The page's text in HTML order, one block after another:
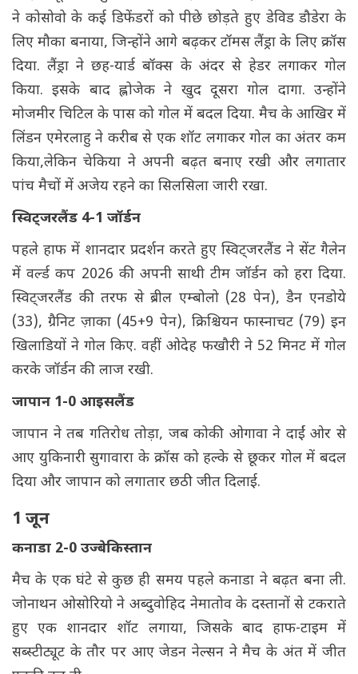
ने कोसोवो के कई डिफेंडरों को पीछे छोड़ते हुए डेविड डौडेरा के
लिए मौका बनाया, जिन्होंने आगे बढ़कर टॉमस लैंड्रा के लिए क्रॉस
दिया. लैंड्रा ने छह-यार्ड बॉक्स के अंदर से हेडर लगाकर गोल
किया. इसके बाद ह्लोजेक ने खुद दूसरा गोल दागा. उन्होंने
मोजमीर चिटिल के पास को गोल में बदल दिया. मैच के आखिर में
लिंडन एमेरलाहु ने करीब से एक शॉट लगाकर गोल का अंतर कम
किया,लेकिन चेकिया ने अपनी बढ़त बनाए रखी और लगातार
पांच मैचों में अजेय रहने का सिलसिला जारी रखा.
स्विट्जरलैंड 4-1 जॉर्डन
पहले हाफ में शानदार प्रदर्शन करते हुए स्विट्जरलैंड ने सेंट गैलेन
में वर्ल्ड कप 2026 की अपनी साथी टीम जॉर्डन को हरा दिया.
स्विट्जरलैंड की तरफ से ब्रील एम्बोलो (28 पेन), डैन एनडोये
(33), ग्रैनिट ज़ाका (45+9 पेन), क्रिश्चियन फास्नाचट (79) इन
खिलाडियों ने गोल किए. वहीं ओदेह फखौरी ने 52 मिनट में गोल
करके जॉर्डन की लाज रखी.
जापान 1-0 आइसलैंड
जापान ने तब गतिरोध तोड़ा, जब कोकी ओगावा ने दाईं ओर से
आए युकिनारी सुगावारा के क्रॉस को हल्के से छूकर गोल में बदल
दिया और जापान को लगातार छठी जीत दिलाई.
1 जून
कनाडा 2-0 उज्बेकिस्तान
मैच के एक घंटे से कुछ ही समय पहले कनाडा ने बढ़त बना ली.
जोनाथन ओसोरियो ने अब्दुवोहिद नेमातोव के दस्तानों से टकराते
हुए एक शानदार शॉट लगाया, जिसके बाद हाफ-टाइम में
सब्स्टीट्यूट के तौर पर आए जेडन नेल्सन ने मैच के अंत में जीत